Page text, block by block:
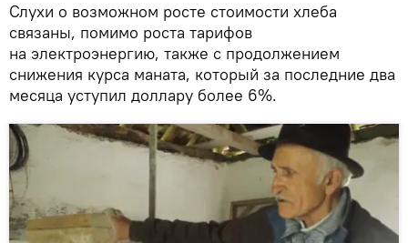
Слухи о возможном росте стоимости хлеба
связаны, помимо роста тарифов
на электроэнергию, также с продолжением
снижения курса маната, который за последние два
месяца уступил доллару более 6%.